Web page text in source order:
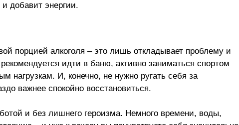
добавит энергии.
порцией алкоголя – это лишь откладывает проблему и
идти в баню, активно заниматься спортом
нагрузкам. И, конечно, не нужно ругать себя за
важнее спокойно восстановиться.
и без лишнего героизма. Немного времени, воды,